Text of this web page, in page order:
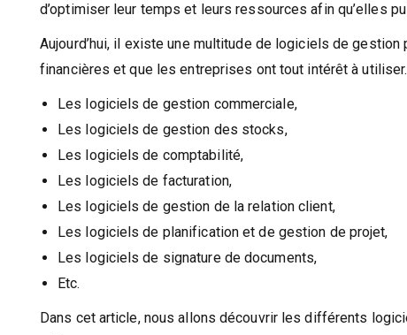
d’optimiser leur temps et leurs ressources afin qu’elles
Aujourd’hui, il existe une multitude de logiciels de
financières et que les entreprises ont tout intérêt à
Les logiciels de gestion commerciale,
Les logiciels de gestion des stocks,
Les logiciels de comptabilité,
Les logiciels de facturation,
Les logiciels de gestion de la relation client,
Les logiciels de planification et de gestion de projet,
Les logiciels de signature de documents,
Etc.
Dans cet article, nous allons découvrir les différents